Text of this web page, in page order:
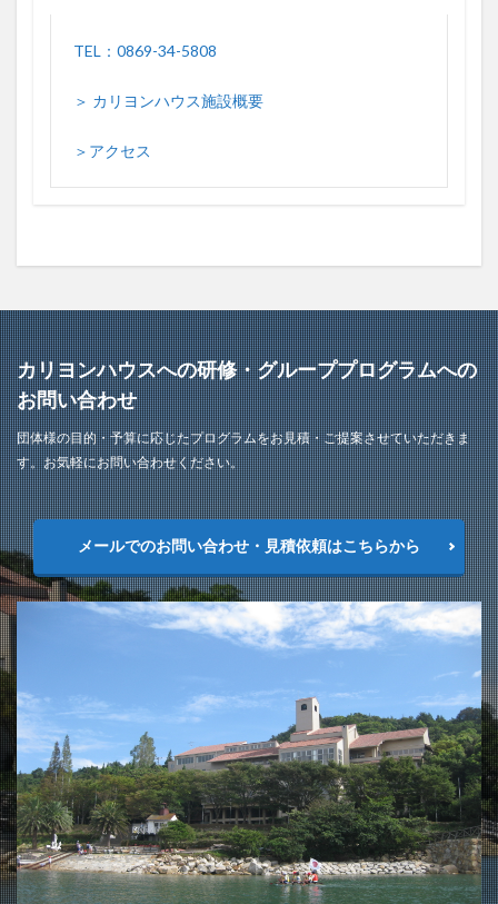
TEL：0869-34-5808
＞ カリヨンハウス施設概要
＞アクセス
カリヨンハウスへの研修・グループプログラムへの
お問い合わせ
団体様の目的・予算に応じたプログラムをお見積・ご提案させていただきま
す。お気軽にお問い合わせください。
メールでのお問い合わせ・見積依頼はこちらから